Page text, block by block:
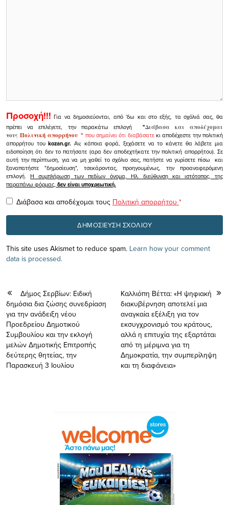
Προσοχή!!! Για να δημοσιεύονται, από 'δω και στο εξής, τα σχόλιά σας, θα
πρέπει να επιλέγετε, την παρακάτω επιλογή
"Διάβασα και αποδέχομαι
τουςΠολιτική απορρήτου" που σημαίνει ότι διαβάσατεκι αποδέχεστε την πολιτική
απορρήτου τουkozan.gr. Αν, κάποια φορά, ξεχάσετε να το κάνετε θα λάβετε μια
ειδοποίηση ότι δεν το πατήσατε (αρα δεν αποδεχτήκατε την πολιτική απορρήτου). Σε
αυτή την περίπτωση, για να μη χαθεί το σχόλιο σας, πατήστε να γυρίσετε πίσω και
ξαναπατήστε "δημοσίευση", τσεκάροντας, προηγουμένως, την προαναφερόμενη
επιλογή.Η συμπλήρωση των πεδίων όνομα, Ηλ. διεύθυνση και ιστότοπος, της
παραπάνω φόρμας, δεν είναι υποχρεωτική.
Διάβασα και αποδέχομαι τους Πολιτική απορρήτου *
This site uses Akismet to reduce spam. Learn how your comment
data is processed.
Δήμος Σερβίων: Eιδική
δημόσια δια ζώσης συνεδρίαση
για την ανάδειξη νέου
Προεδρείου Δημοτικού
Συμβουλίου και την εκλογή
μελών Δημοτικής Επιτροπής
δεύτερης θητείας, την
Παρασκευή 3 Ιουλίου
Καλλιόπη Βέττα: «Η ψηφιακή
διακυβέρνηση αποτελεί μια
αναγκαία εξέλιξη για τον
εκσυγχρονισμό του κράτους,
αλλά η επιτυχία της εξαρτάται
από τη μέριμνα για τη
Δημοκρατία, την συμπερίληψη
και τη διαφάνεια»